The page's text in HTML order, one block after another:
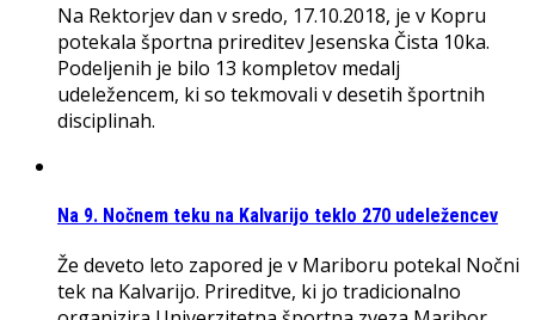
Na Rektorjev dan v sredo, 17.10.2018, je v Kopru
potekala športna prireditev Jesenska Čista 10ka.
Podeljenih je bilo 13 kompletov medalj
udeležencem, ki so tekmovali v desetih športnih
disciplinah.
Na 9. Nočnem teku na Kalvarijo teklo 270 udeležencev
Že deveto leto zapored je v Mariboru potekal Nočni
tek na Kalvarijo. Prireditve, ki jo tradicionalno